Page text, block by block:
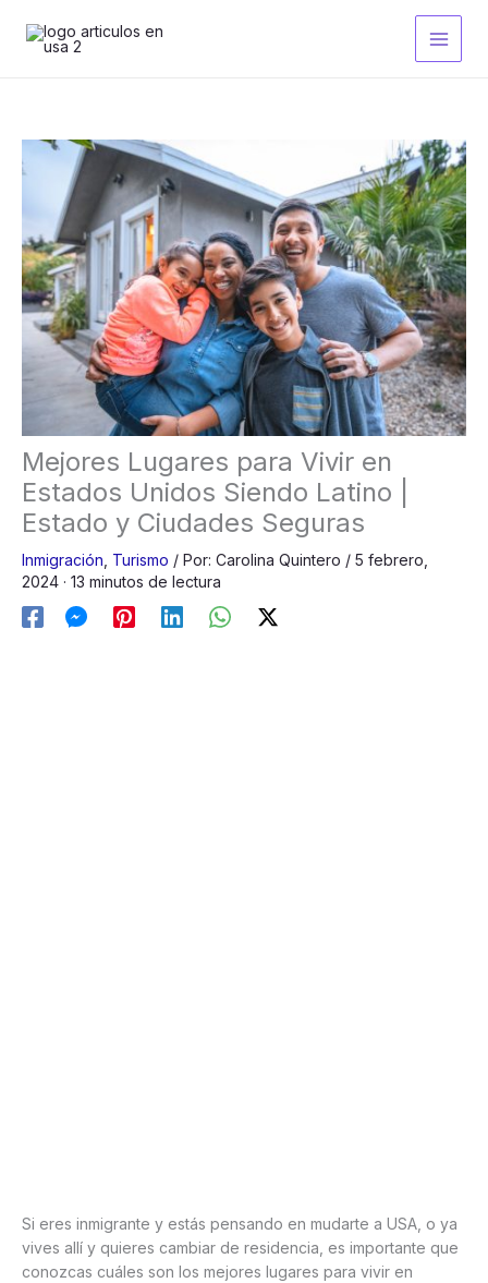
contenido
Mejores Lugares para Vivir en
Estados Unidos Siendo Latino |
Estado y Ciudades Seguras
Inmigración Turismo / Por: Carolina Quintero / 5 febrero,
2024 · 13 minutos de lectura
Si eres inmigrante y estás pensando en mudarte a USA, o ya
vives allí y quieres cambiar de residencia, es importante que
conozcas cuáles son los mejores lugares para vivir en